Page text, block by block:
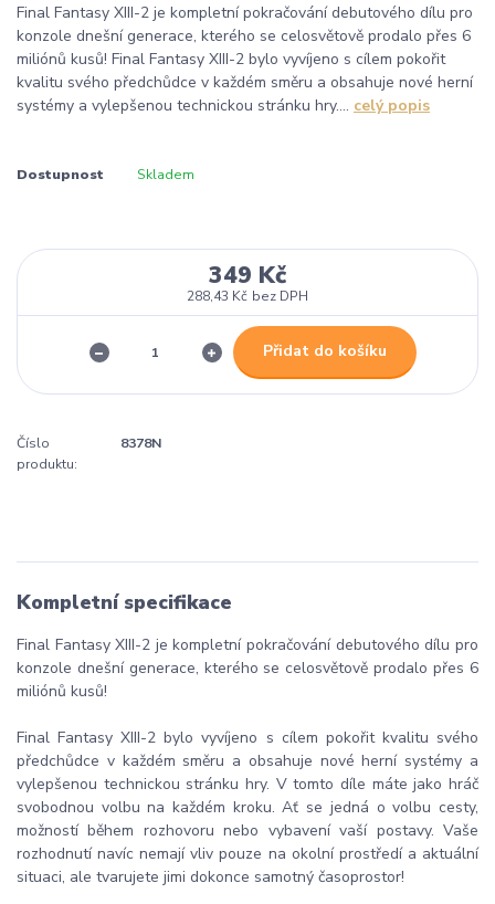
Final Fantasy XIII-2 je kompletní pokračování debutového dílu pro
konzole dnešní generace, kterého se celosvětově prodalo přes 6
miliónů kusů! Final Fantasy XIII-2 bylo vyvíjeno s cílem pokořit
kvalitu svého předchůdce v každém směru a obsahuje nové herní
systémy a vylepšenou technickou stránku hry.... celý popis
Dostupnost Skladem
349 Kč
288,43 Kč bez DPH
Přidat do košíku
Číslo
produktu:
8378N
Kompletní specifikace
Final Fantasy XIII-2 je kompletní pokračování debutového dílu pro
konzole dnešní generace, kterého se celosvětově prodalo přes 6
miliónů kusů!
Final Fantasy XIII-2 bylo vyvíjeno s cílem pokořit kvalitu svého
předchůdce v každém směru a obsahuje nové herní systémy a
vylepšenou technickou stránku hry. V tomto díle máte jako hráč
svobodnou volbu na každém kroku. Ať se jedná o volbu cesty,
možností během rozhovoru nebo vybavení vaší postavy. Vaše
rozhodnutí navíc nemají vliv pouze na okolní prostředí a aktuální
situaci, ale tvarujete jimi dokonce samotný časoprostor!